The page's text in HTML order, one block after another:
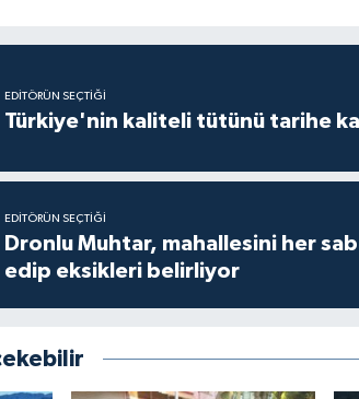
EDITÖRÜN SEÇTIĞI
Türkiye'nin kaliteli tütünü tarihe
EDITÖRÜN SEÇTIĞI
Dronlu Muhtar, mahallesini her
edip eksikleri belirliyor